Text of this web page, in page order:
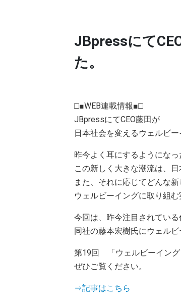
JBpressにて
た。
□■WEB連載情報■□
JBpressにてCEO藤田が
日本社会を変えるウェルビ
昨今よく耳にするようになっ
この新しく大きな潮流は、
また、それに応じてどんな
ウェルビーイングに取り組
今回は、昨今注目されてい
同社の藤本宏樹氏にウェル
第19回 「ウェルビーイング
ぜひご覧ください。
⇒記事はこちら